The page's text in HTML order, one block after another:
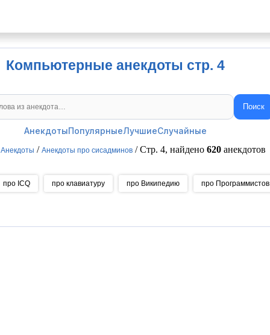
Компьютерные анекдоты стр. 4
Поиск
АнекдотыПопулярныеЛучшиеСлучайные
Анекдоты / Анекдоты про сисадминов/ Стр. 4, найдено 620анекдотов
про ICQ про клавиатуру про Википедию про Программистов